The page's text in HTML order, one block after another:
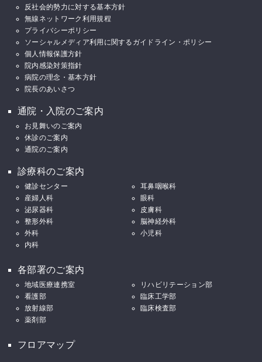
反社会的勢力に対する基本方針
無線ネットワーク利用規程
プライバシーポリシー
ソーシャルメディア利用に関するガイドライン・ポリシー
個人情報保護方針
院内感染対策指針
病院の理念・基本方針
院長のあいさつ
通院・入院のご案内
お見舞いのご案内
休診のご案内
通院のご案内
診療科のご案内
健診センター
耳鼻咽喉科
産婦人科
眼科
泌尿器科
皮膚科
整形外科
脳神経外科
外科
小児科
内科
各部署のご案内
地域医療連携室
リハビリテーション部
看護部
臨床工学部
放射線部
臨床検査部
薬剤部
フロアマップ